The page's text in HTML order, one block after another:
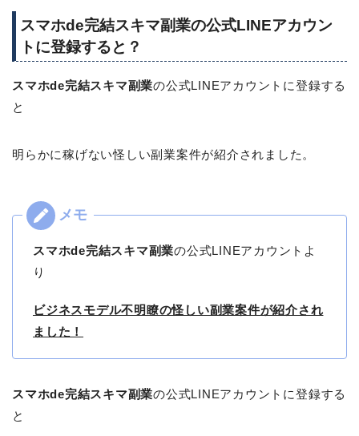
スマホde完結スキマ副業の公式LINEアカウン
トに登録すると？
スマホde完結スキマ副業の公式LINEアカウントに登録する
と
明らかに稼げない怪しい副業案件が紹介されました。
スマホde完結スキマ副業の公式LINEアカウントよ
り
ビジネスモデル不明瞭の怪しい副業案件が紹介され
ました！
スマホde完結スキマ副業の公式LINEアカウントに登録する
と